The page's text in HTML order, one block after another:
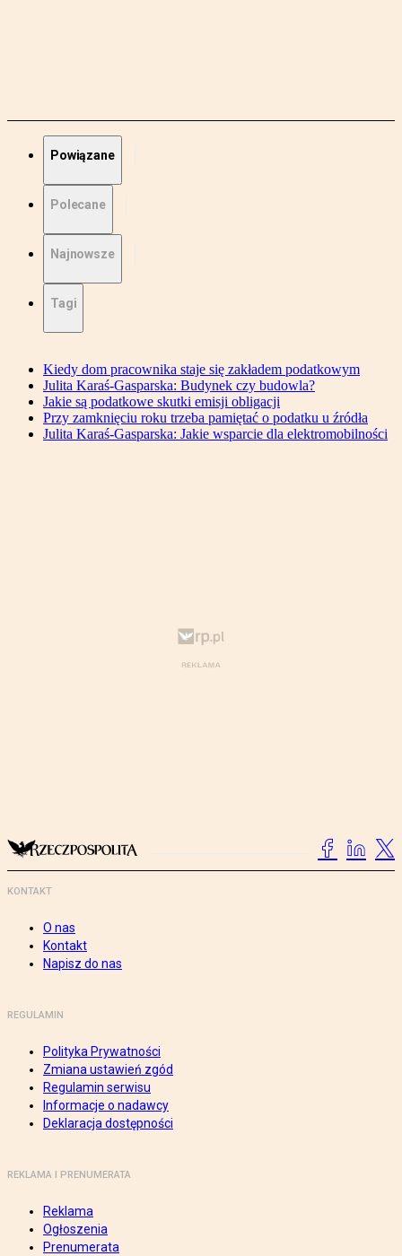
Powiązane
Polecane
Najnowsze
Tagi
Kiedy dom pracownika staje się zakładem podatkowym
Julita Karaś-Gasparska: Budynek czy budowla?
Jakie są podatkowe skutki emisji obligacji
Przy zamknięciu roku trzeba pamiętać o podatku u źródła
Julita Karaś-Gasparska: Jakie wsparcie dla elektromobilności
KONTAKT
O nas
Kontakt
Napisz do nas
REGULAMIN
Polityka Prywatności
Zmiana ustawień zgód
Regulamin serwisu
Informacje o nadawcy
Deklaracja dostępności
REKLAMA I PRENUMERATA
Reklama
Ogłoszenia
Prenumerata